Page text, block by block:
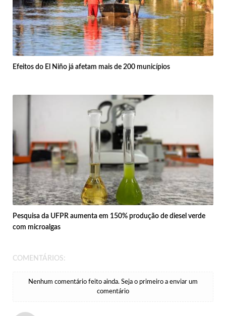
Efeitos do El Niño já afetam mais de 200 municípios
Pesquisa da UFPR aumenta em 150% produção de diesel verde
com microalgas
COMENTÁRIOS:
Nenhum comentário feito ainda. Seja o primeiro a enviar um
comentário